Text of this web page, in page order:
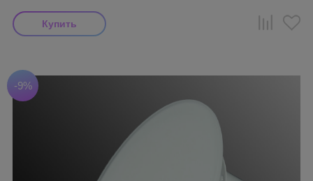
-9%